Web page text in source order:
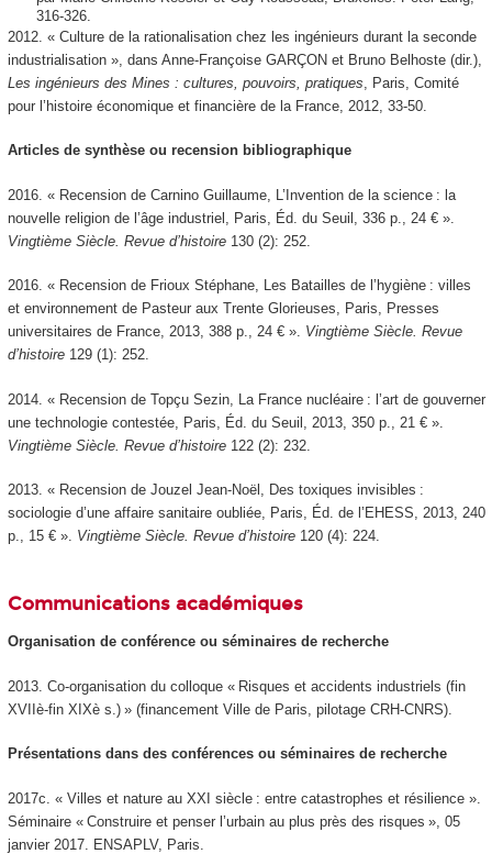
316‑326.
2012. « Culture de la rationalisation chez les ingénieurs durant la seconde
industrialisation », dans Anne-Françoise GARÇON et Bruno Belhoste (dir.),
Les ingénieurs des Mines : cultures, pouvoirs, pratiques , Paris, Comité
pour l’histoire économique et financière de la France, 2012, 33-50.
Articles de synthèse ou recension bibliographique
2016. « Recension de Carnino Guillaume, L’Invention de la science : la
nouvelle religion de l’âge industriel, Paris, Éd. du Seuil, 336 p., 24 € ».
Vingtième Siècle. Revue d’histoire130 (2): 252.
2016. « Recension de Frioux Stéphane, Les Batailles de l’hygiène : villes
et environnement de Pasteur aux Trente Glorieuses, Paris, Presses
universitaires de France, 2013, 388 p., 24 € ». Vingtième Siècle. Revue
d’histoire129 (1): 252.
2014. « Recension de Topçu Sezin, La France nucléaire : l’art de gouverner
une technologie contestée, Paris, Éd. du Seuil, 2013, 350 p., 21 € ».
Vingtième Siècle. Revue d’histoire122 (2): 232.
2013. « Recension de Jouzel Jean-Noël, Des toxiques invisibles :
sociologie d’une affaire sanitaire oubliée, Paris, Éd. de l’EHESS, 2013, 240
p., 15 € ». Vingtième Siècle. Revue d’histoire120 (4): 224.
Communications académiques
Organisation de conférence ou séminaires de recherche
2013. Co-organisation du colloque « Risques et accidents industriels (fin
XVIIè-fin XIXè s.) » (financement Ville de Paris, pilotage CRH-CNRS).
Présentations dans des conférences ou séminaires de recherche
2017c. « Villes et nature au XXI siècle : entre catastrophes et résilience ».
Séminaire « Construire et penser l’urbain au plus près des risques », 05
janvier 2017. ENSAPLV, Paris.